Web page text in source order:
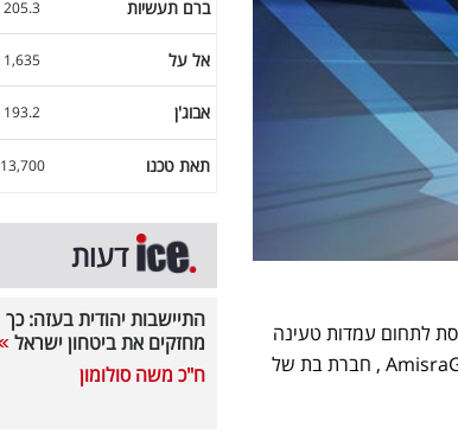
לתחום עמדות טעינה
לרכבים חשמליים. המהלך נעשה באמצעות חברת אמישראגרין פאוור AmisraGreen Power , חברת בת של
ברם תעשיות 205.3
אל על 1,635
אבוג'ן 193.2
תאת טכנו 13,700
דעות
התיישבות יהודית בעזה: כך
מחזקים את ביטחון ישראל
ח"כ משה סולומון